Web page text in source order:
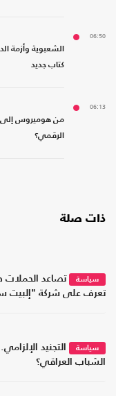
06:50
الشعبوية وأزمة
كتاب جديد
06:13
من هوميروس إلى
الرقمي؟
ذات صلة
سياسة
تصاعد الحملات
تعرف على شركة "إلبيت
سياسة
التجنيد
الشباب العراقي؟